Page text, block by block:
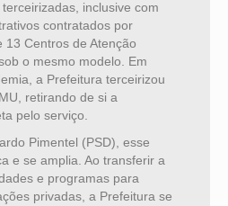
inclusive com
contratados por
13 Centros de Atenção
o mesmo modelo. Em
a Prefeitura terceirizou
retirando de si a
pelo serviço.
Pimentel (PSD), esse
e se amplia. Ao transferir a
e programas para
privadas, a Prefeitura se